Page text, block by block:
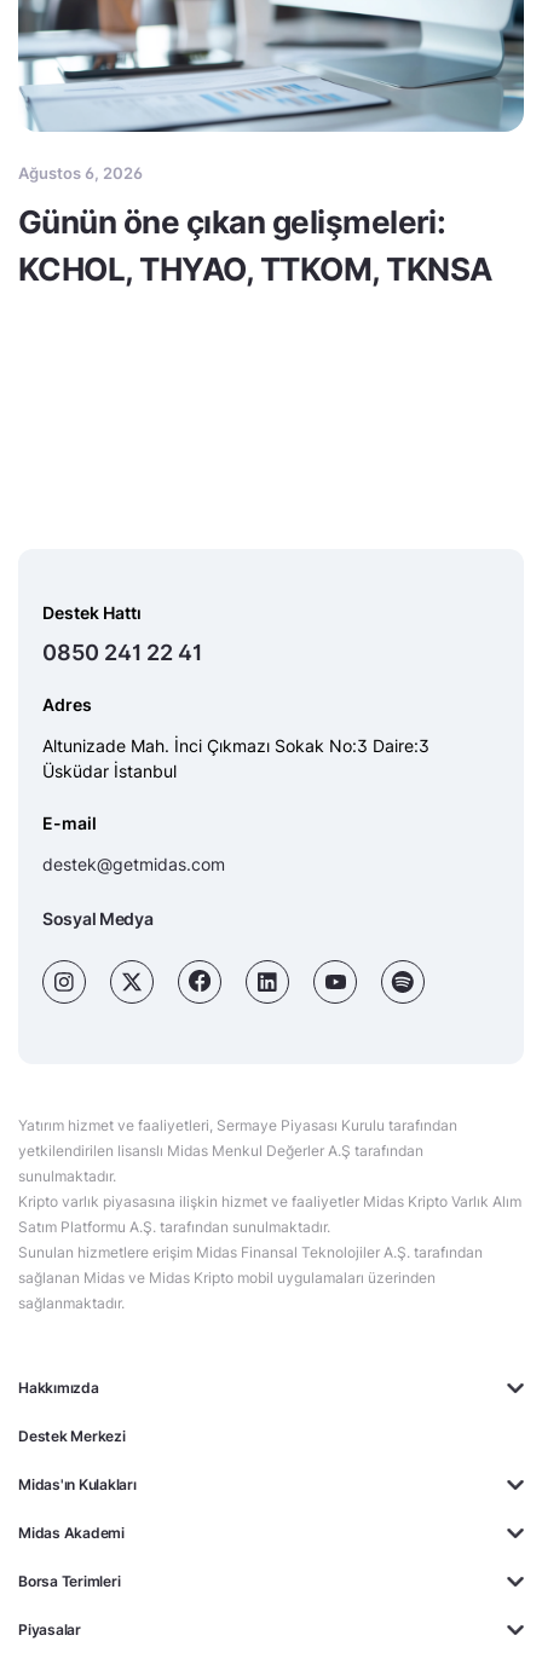
Ağustos 6, 2026
Günün öne çıkan gelişmeleri:
KCHOL, THYAO, TTKOM, TKNSA
Hakkımızda
Destek Merkezi
Midas'ın Kulakları
Midas Akademi
Borsa Terimleri
Piyasalar
Destek Hattı
0850 241 22 41
Adres
Altunizade Mah. İnci Çıkmazı Sokak No:3 Daire:3
Üsküdar İstanbul
E-mail
destek@getmidas.com
Sosyal Medya
Yatırım hizmet ve faaliyetleri, Sermaye Piyasası Kurulu tarafından
yetkilendirilen lisanslı Midas Menkul Değerler A.Ş tarafından
sunulmaktadır.
Kripto varlık piyasasına ilişkin hizmet ve faaliyetler Midas Kripto Varlık Alım
Satım Platformu A.Ş. tarafından sunulmaktadır.
Sunulan hizmetlere erişim Midas Finansal Teknolojiler A.Ş. tarafından
sağlanan Midas ve Midas Kripto mobil uygulamaları üzerinden
sağlanmaktadır.